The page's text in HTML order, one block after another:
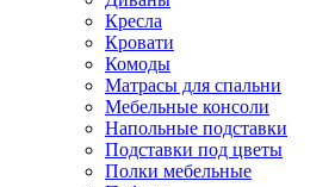
Кресла
Кровати
Комоды
Матрасы для спальни
Мебельные консоли
Напольные подставки
Подставки под цветы
Полки мебельные